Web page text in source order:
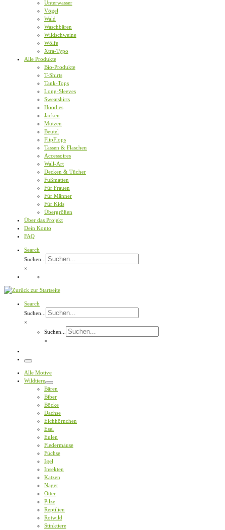
Unterwasser
Vögel
Wald
Waschbären
Wildschweine
Wölfe
Xtra-Typo
Alle Produkte
Bio-Produkte
T-Shirts
Tank-Tops
Long-Sleeves
Sweatshirts
Hoodies
Jacken
Mützen
Beutel
FlipFlops
Tassen & Flaschen
Accessoires
Wall-Art
Decken & Tücher
Fußmatten
Für Frauen
Für Männer
Für Kids
Übergrößen
Über das Projekt
Dein Konto
FAQ
Search
Suchen...
×
Search
Suchen...
×
Suchen...
×
Menü
Alle Motive
Wildtiere
Bären
Biber
Böcke
Dachse
Eichhörnchen
Esel
Eulen
Fledermäuse
Füchse
Igel
Insekten
Katzen
Nager
Otter
Pilze
Reptilien
Rotwild
Stinktiere